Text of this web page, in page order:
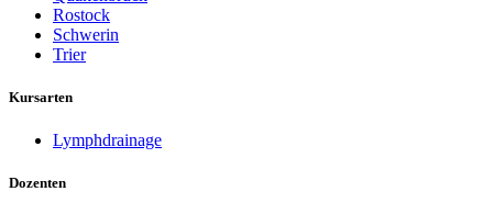
Rostock
Schwerin
Trier
Kursarten
Lymphdrainage
Dozenten